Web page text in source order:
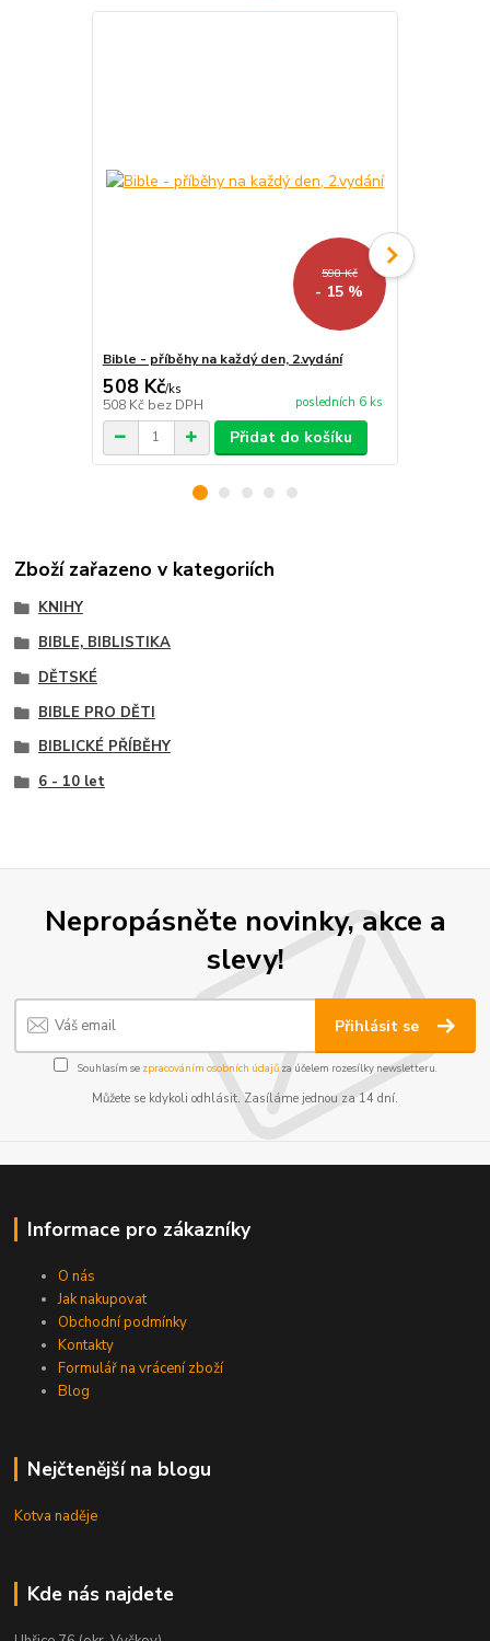
598 Kč
- 15 %
Bible - příběhy na každý den, 2.vydání
508 Kč/ks
508 Kč bez DPH posledních 6 ks
Přidat do košíku
Zboží zařazeno v kategoriích
KNIHY
BIBLE, BIBLISTIKA
DĚTSKÉ
BIBLE PRO DĚTI
BIBLICKÉ PŘÍBĚHY
6 - 10 let
Nepropásněte novinky, akce a
slevy!
Přihlásit se
Souhlasím se zpracováním osobních údajůza účelem rozesílky newsletteru.
Můžete se kdykoli odhlásit. Zasíláme jednou za 14 dní.
Informace pro zákazníky
O nás
Jak nakupovat
Obchodní podmínky
Kontakty
Formulář na vrácení zboží
Blog
Nejčtenější na blogu
Kotva naděje
Kde nás najdete